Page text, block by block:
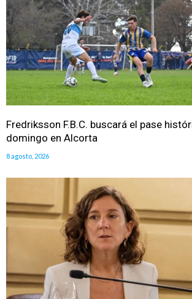
Fredriksson F.B.C. buscará el pase
domingo en Alcorta
8 agosto, 2026